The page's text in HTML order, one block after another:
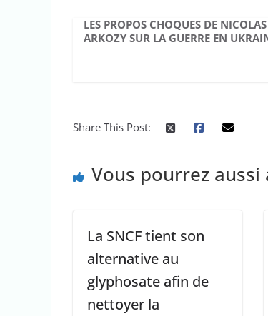
LES PROPOS CHOQUES DE
ARKOZY SUR LA GUERRE EN
Share This Post:
Vous pourrez aussi
La SNCF tient son
alternative au
glyphosate afin de
nettoyer la